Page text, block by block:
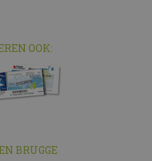
OOK:
BRUGGE